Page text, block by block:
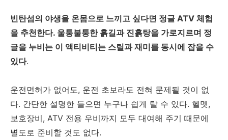
빈탄섬의 야생을 온몸으로 느끼고 싶다면 정글 ATV 체험
을 추천한다. 울퉁불퉁한 흙길과 진흙탕을 가로지르며 정
글을 누비는 이 액티비티는 스릴과 재미를 동시에 잡을 수
있다.
운전면허가 없어도, 운전 초보라도 전혀 문제될 것이 없
다. 간단한 설명한 들으면 누구나 쉽게 탈 수 있다. 헬멧,
보호장비, ATV 전용 우비까지 모두 대여해 주기 때문에
별도로 준비할 것도 없다.